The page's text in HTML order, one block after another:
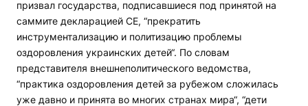
призвал государства, подписавшиеся под принятой на
саммите декларацией СЕ, “прекратить
инструментализацию и политизацию проблемы
оздоровления украинских детей“. По словам
представителя внешнеполитического ведомства,
“практика оздоровления детей за рубежом сложилась
уже давно и принята во многих странах мира“, “дети